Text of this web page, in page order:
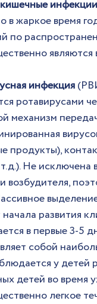
инфекции
в жаркое время
по
являются
инфекция
ротавирусами
механизм
продукты),
Не исключена
возбудителя,
начала развития
в первые 3-5
собой
у
детей во время
легкое